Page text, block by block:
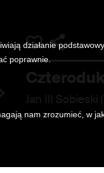
Jan III Sobieski
działanie
poprawnie.
nam zrozumieć, w